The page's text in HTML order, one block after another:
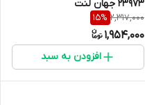
23973 جهان لنت
2,317,000
15%
1,954,000
افزودن به سبد